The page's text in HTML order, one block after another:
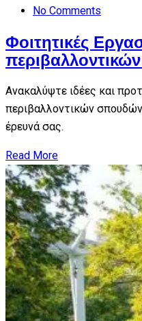
No Comments
Φοιτητικές
Ανακαλύψτε ιδέες και
περιβαλλοντικών
έρευνά σας.
Read More